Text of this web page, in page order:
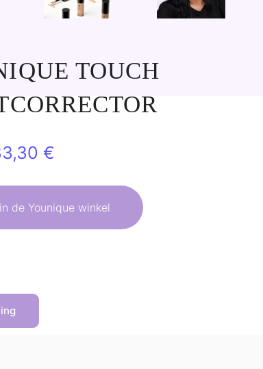
TOUCH
€.
€
is:
33,30 €.
de Younique winkel